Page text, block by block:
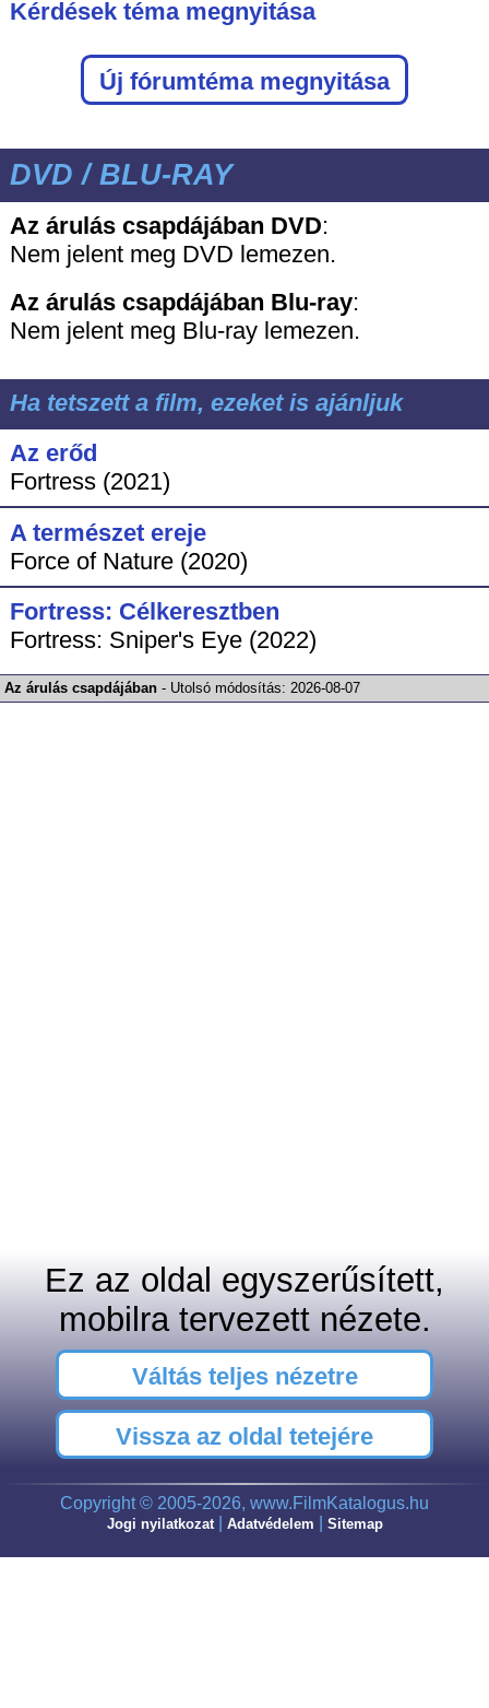
Kérdések téma megnyitása
Új fórumtéma megnyitása
DVD / BLU-RAY
Az árulás csapdájában DVD:
Nem jelent meg DVD lemezen.
Az árulás csapdájában Blu-ray:
Nem jelent meg Blu-ray lemezen.
Ha tetszett a film, ezeket is ajánljuk
Az erőd
Fortress (2021)
A természet ereje
Force of Nature (2020)
Fortress: Célkeresztben
Fortress: Sniper's Eye (2022)
Az árulás csapdájában - Utolsó módosítás:2026-08-07
Ez az oldal egyszerűsített,
mobilra tervezett nézete.
Váltás teljes nézetre
Vissza az oldal tetejére
Copyright © 2005-2026, www.FilmKatalogus.hu
Jogi nyilatkozat| Adatvédelem Sitemap